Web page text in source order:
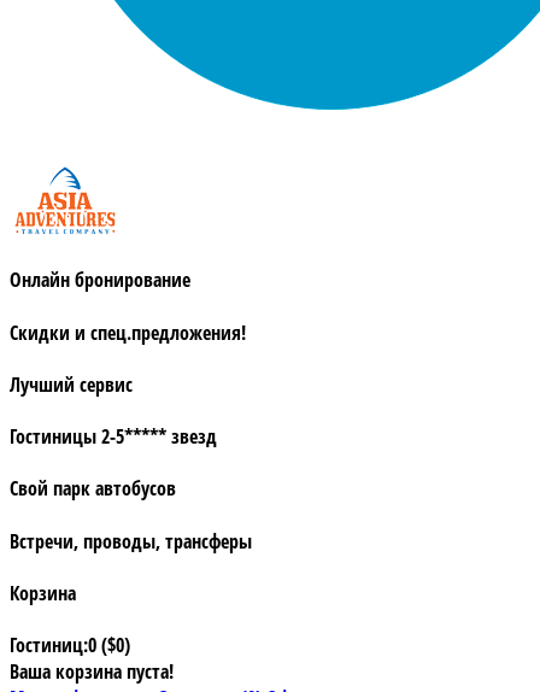
Онлайн бронирование
Скидки и спец.предложения!
Лучший сервис
Гостиницы 2-5***** звезд
Свой парк автобусов
Встречи, проводы, трансферы
Корзина
Гостиниц:0 ($0)
Ваша корзина пуста!